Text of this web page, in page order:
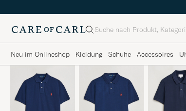
Suche
Neu im Onlineshop Kleidung Schuhe Accessoires